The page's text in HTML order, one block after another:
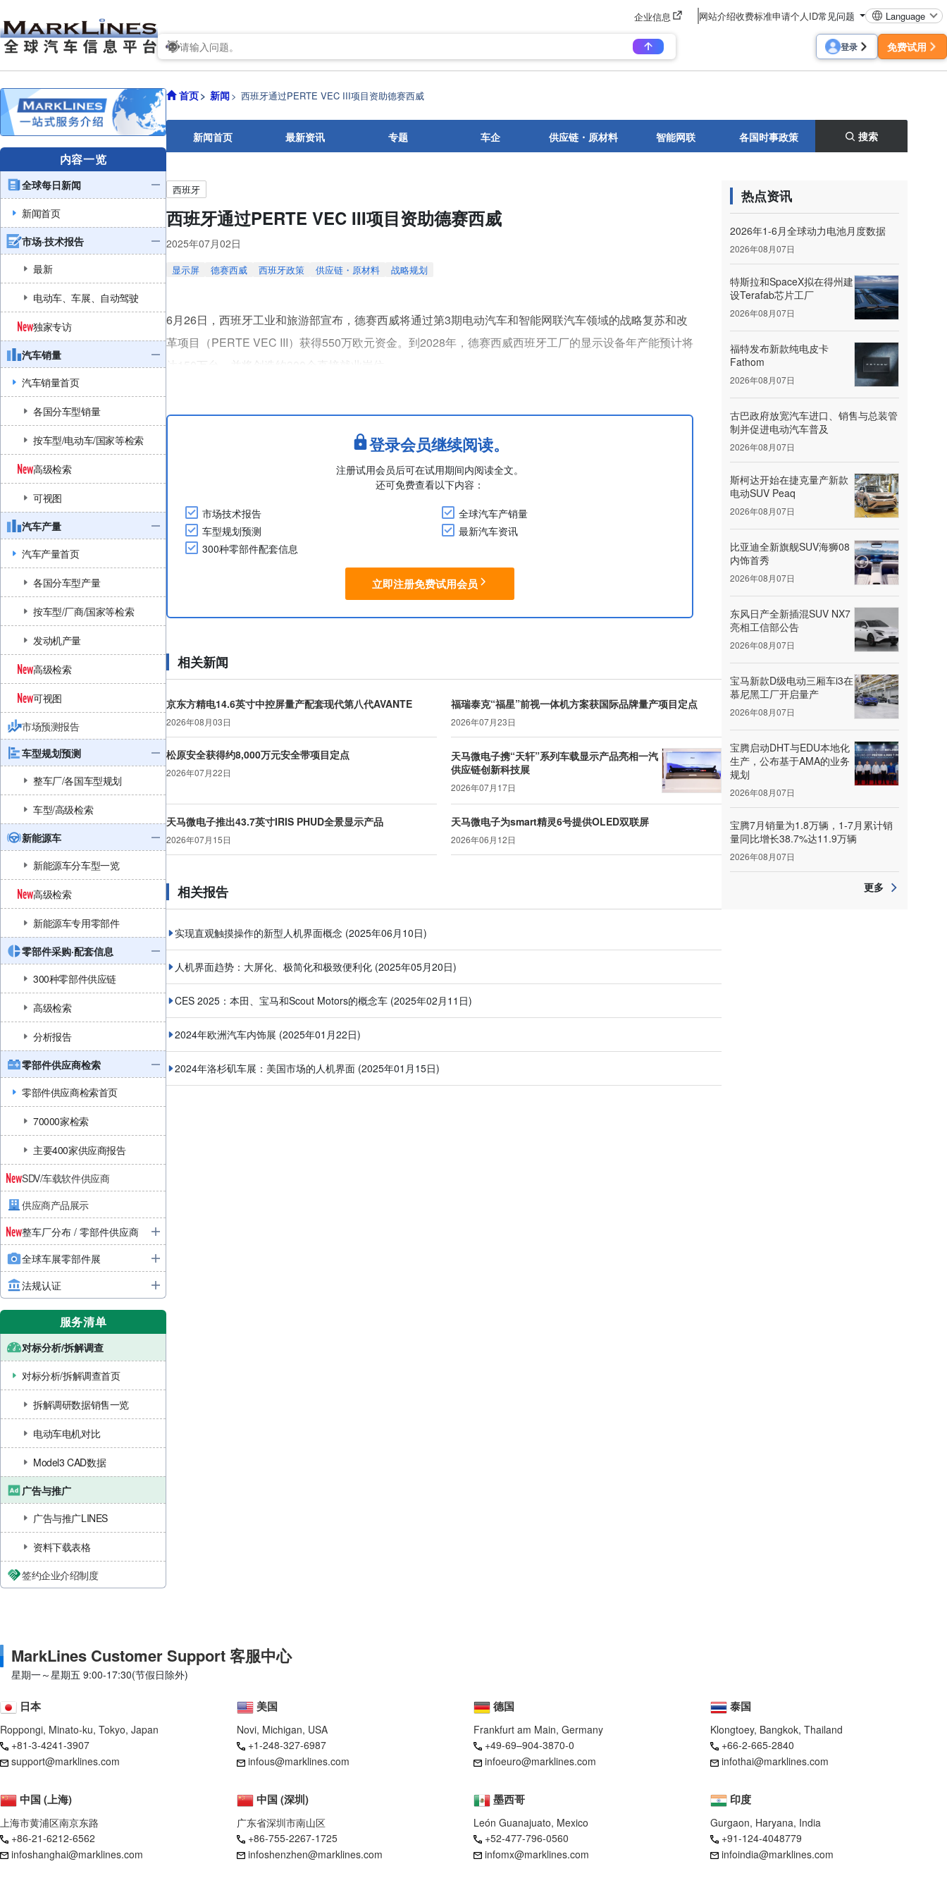
企业信息 网站介绍收费标准申请个人ID常见问题 Language
登录 免费试用
内容一览
全球每日新闻
新闻首页
市场·技术报告
最新
电动车、车展、自动驾驶
独家专访
汽车销量
汽车销量首页
各国分车型销量
按车型/电动车/国家等检索
高级检索
可视图
汽车产量
汽车产量首页
各国分车型产量
按车型/厂商/国家等检索
发动机产量
高级检索
可视图
市场预测报告
车型规划预测
整车厂/各国车型规划
车型/高级检索
新能源车
新能源车分车型一览
高级检索
新能源车专用零部件
零部件采购·配套信息
300种零部件供应链
高级检索
分析报告
零部件供应商检索
零部件供应商检索首页
70000家检索
主要400家供应商报告
SDV/车载软件供应商
供应商产品展示
整车厂分布 / 零部件供应商
全球车展零部件展
法规认证
服务清单
对标分析/拆解调查
对标分析/拆解调查首页
拆解调研数据销售一览
电动车电机对比
Model3 CAD数据
广告与推广
广告与推广LINES
资料下载表格
签约企业介绍制度
首页 新闻 西班牙通过PERTE VEC III项目资助德赛西威
新闻首页 最新资讯 专题 车企 供应链・原材料 智能网联 各国时事政策 搜索
西班牙
西班牙通过PERTE VEC III项目资助德赛西威
2025年07月02日
显示屏 德赛西威 西班牙政策 供应链・原材料 战略规划
6月26日，西班牙工业和旅游部宣布，德赛西威将通过第3期电动汽车和智能网联汽车领域的战略复苏和改
革项目（PERTE VEC III）获得550万欧元资金。到2028年，德赛西威西班牙工厂的显示设备年产能预计将
达150万台，并将创造约300个直接就业岗位。
登录会员继续阅读。
注册试用会员后可在试用期间内阅读全文。
还可免费查看以下内容：
市场技术报告
全球汽车产销量
车型规划预测
最新汽车资讯
300种零部件配套信息
立即注册免费试用会员
相关新闻
京东方精电14.6英寸中控屏量产配套现代第八代AVANTE
2026年08月03日
福瑞泰克“福星”前视一体机方案获国际品牌量产项目定点
2026年07月23日
松原安全获得约8,000万元安全带项目定点
2026年07月22日
天马微电子携“天轩”系列车载显示产品亮相一汽
供应链创新科技展
2026年07月17日
天马微电子推出43.7英寸IRIS PHUD全景显示产品
2026年07月15日
天马微电子为smart精灵6号提供OLED双联屏
2026年06月12日
相关报告
实现直观触摸操作的新型人机界面概念 (2025年06月10日)
人机界面趋势：大屏化、极简化和极致便利化 (2025年05月20日)
CES 2025：本田、宝马和Scout Motors的概念车 (2025年02月11日)
2024年欧洲汽车内饰展 (2025年01月22日)
2024年洛杉矶车展：美国市场的人机界面 (2025年01月15日)
热点资讯
2026年1-6月全球动力电池月度数据
2026年08月07日
特斯拉和SpaceX拟在得州建
设Terafab芯片工厂
2026年08月07日
福特发布新款纯电皮卡
Fathom
2026年08月07日
古巴政府放宽汽车进口、销售与总装管
制并促进电动汽车普及
2026年08月07日
斯柯达开始在捷克量产新款
电动SUV Peaq
2026年08月07日
比亚迪全新旗舰SUV海狮08
内饰首秀
2026年08月07日
东风日产全新插混SUV NX7
亮相工信部公告
2026年08月07日
宝马新款D级电动三厢车i3在
慕尼黑工厂开启量产
2026年08月07日
宝腾启动DHT与EDU本地化
生产，公布基于AMA的业务
规划
2026年08月07日
宝腾7月销量为1.8万辆，1-7月累计销
量同比增长38.7%达11.9万辆
2026年08月07日
更多
MarkLines Customer Support 客服中心
星期一～星期五 9:00-17:30(节假日除外)
日本
Roppongi, Minato-ku, Tokyo, Japan
+81-3-4241-3907
support@marklines.com
美国
Novi, Michigan, USA
+1-248-327-6987
infous@marklines.com
墨西哥
León Guanajuato, Mexico
+52-477-796-0560
infomx@marklines.com
德国
Frankfurt am Main, Germany
+49-69–904-3870-0
infoeuro@marklines.com
中国 (上海)
上海市黄浦区南京东路
+86-21-6212-6562
infoshanghai@marklines.com
中国 (深圳)
广东省深圳市南山区
+86-755-2267-1725
infoshenzhen@marklines.com
泰国
Klongtoey, Bangkok, Thailand
+66-2-665-2840
infothai@marklines.com
印度
Gurgaon, Haryana, India
+91-124-4048779
infoindia@marklines.com